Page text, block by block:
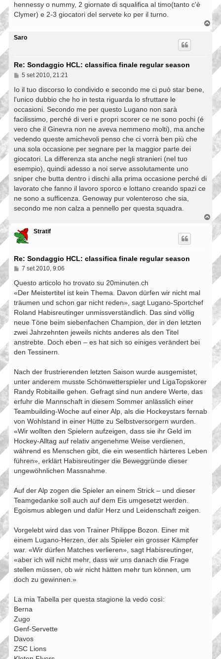
hennessy o nummy, 2 giornate di squalifica al timo(tanto c'è
Clymer) e 2-3 giocatori del servete ko per il turno.
T
o
Saro
Re: Sondaggio HCL: classifica finale regular season
M
s
a
g
i
o
5 set 2010, 21:21
Io il tuo discorso lo condivido e secondo me ci può star bene,
l'unico dubbio che ho in testa riguarda lo sfruttare le
occasioni. Secondo me per questo Lugano non sarà
facilissimo, perché di veri e propri scorer ce ne sono pochi (é
vero che il Ginevra non ne aveva nemmeno molti), ma anche
vedendo queste amichevoli penso che ci vorrà ben più che
una sola occasione per segnare per la maggior parte dei
giocatori. La differenza sta anche negli stranieri (nel tuo
esempio), quindi adesso a noi serve assolutamente uno
sniper che butta dentro i dischi alla prima occasione perché di
lavorato che fanno il lavoro sporco e lottano creando spazi ce
ne sono a sufficenza. Genoway pur volenteroso che sia,
secondo me non calza a pennello per questa squadra.
o
p
Stratif
Re: Sondaggio HCL: classifica finale regular season
M
s
s
a
g
i
o
7 set 2010, 9:06
Questo articolo ho trovato su 20minuten.ch
«Der Meistertitel ist kein Thema. Davon dürfen wir nicht mal
träumen und schon gar nicht reden», sagt Lugano-Sportchef
Roland Habisreutinger unmissverständlich. Das sind völlig
neue Töne beim siebenfachen Champion, der in den letzten
zwei Jahrzehnten jeweils nichts anderes als den Titel
anstrebte. Doch eben – es hat sich so einiges verändert bei
den Tessinern.
Nach der frustrierenden letzten Saison wurde ausgemistet,
unter anderem musste Schönwetterspieler und LigaTopskorer
Randy Robitaille ­gehen. Gefragt sind nun andere Werte, das
erfuhr die Mannschaft in diesem Sommer anlässlich einer
Teambuilding-Woche auf einer Alp, als die Hockeystars fernab
von Wohlstand in einer Hütte zu Selbstversorgern wurden.
«Wir wollten den Spielern aufzeigen, dass sie ihr Geld im
Hockey-Alltag auf relativ angenehme Weise verdienen,
während es Menschen gibt, die ein wesentlich härteres Leben
führen», erklärt Habisreutinger die Beweggründe dieser
ungewöhnlichen Massnahme.
Auf der Alp zogen die Spieler an einem Strick – und dieser
Teamgedanke soll auch auf dem Eis umgesetzt werden.
Egoismus ablegen und dafür Herz und Leidenschaft zeigen.
Vorgelebt wird das von Trainer Philippe Bozon. Einer mit
einem Lugano-Herzen, der als Spieler ein grosser Kämpfer
war. «Wir dürfen Matches verlieren», sagt Habisreutinger,
«aber ich will nicht mehr, dass wir uns danach die Frage
stellen müssen, ob wir nicht hätten mehr tun können, um
doch zu gewinnen.»
La mia Tabella per questa stagione la vedo così:
Berna
Zugo
Genf-Servette
Davos
ZSC Lions